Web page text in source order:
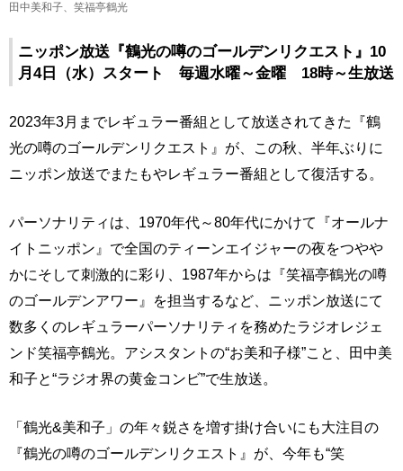
田中美和子、笑福亭鶴光
ニッポン放送『鶴光の噂のゴールデンリクエスト』10
月4日（水）スタート 毎週水曜～金曜 18時～生放送
2023年3月までレギュラー番組として放送されてきた『鶴
光の噂のゴールデンリクエスト』が、この秋、半年ぶりに
ニッポン放送でまたもやレギュラー番組として復活する。
パーソナリティは、1970年代～80年代にかけて『オールナ
イトニッポン』で全国のティーンエイジャーの夜をつやや
かにそして刺激的に彩り、1987年からは『笑福亭鶴光の噂
のゴールデンアワー』を担当するなど、ニッポン放送にて
数多くのレギュラーパーソナリティを務めたラジオレジェ
ンド笑福亭鶴光。アシスタントの“お美和子様”こと、田中美
和子と“ラジオ界の黄金コンビ”で生放送。
「鶴光&美和子」の年々鋭さを増す掛け合いにも大注目の
『鶴光の噂のゴールデンリクエスト』が、今年も“笑